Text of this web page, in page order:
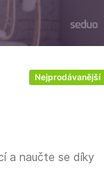
Nejprodávanější
a naučte se díky